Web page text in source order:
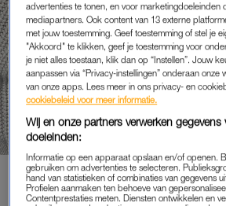
KNAP SPUL
SLIMME TIP VAN
ELLEN ROMEIJN:
ZONNEBRAND AAN
GROTE MAKE-
advertenties te tonen, en voor marketingdoeleinden
mediapartners. Ook content van 13 externe
met jouw toestemming. Geef toestemming of stel je
"Akkoord" te klikken, geef je toestemming voor
je niet alles toestaan, klik dan op “Instellen”. Jouw
aanpassen via “Privacy-instellingen” onderaan onze
van onze apps. Lees meer in ons privacy- en
cookiebeleid voor meer informatie.
Wij en onze partners verwerken
doeleinden:
Informatie op een apparaat opslaan en/of openen.
gebruiken om advertenties te selecteren.
hand van statistieken of combinaties van gegevens
Profielen aanmaken ten behoeve van
Contentprestaties meten. Diensten ontwikkelen en